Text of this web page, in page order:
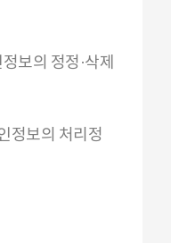
보의 정정·삭제
정보의 처리정